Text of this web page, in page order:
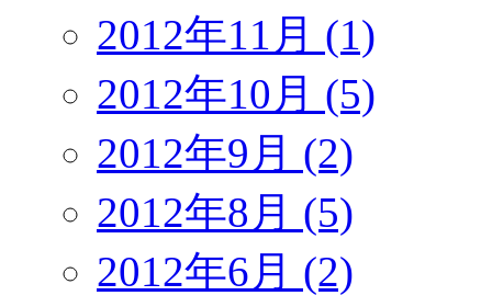
2012年11月 (1)
2012年10月 (5)
2012年9月 (2)
2012年8月 (5)
2012年6月 (2)